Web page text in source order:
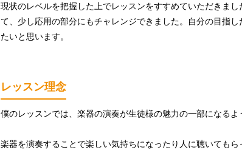
現状のレベルを把握した上でレッスンをすすめていただきま
て、少し応用の部分にもチャレンジできました。自分の目指
たいと思います。
レッスン理念
僕のレッスンでは、楽器の演奏が生徒様の魅力の一部になるよ
楽器を演奏することで楽しい気持ちになったり人に聴いても